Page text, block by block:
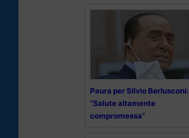
Paura per Silvio Berlusconi:
“Salute altamente
compromessa”